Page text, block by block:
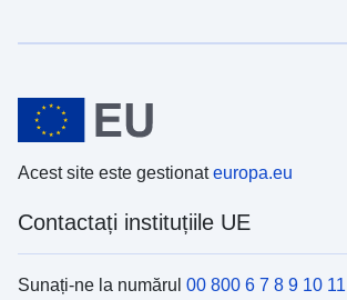
Acest site este gestionateuropa.eu
Contactați instituțiile UE
Sunați-ne la numărul 00 800 6 7 8 9 10 11